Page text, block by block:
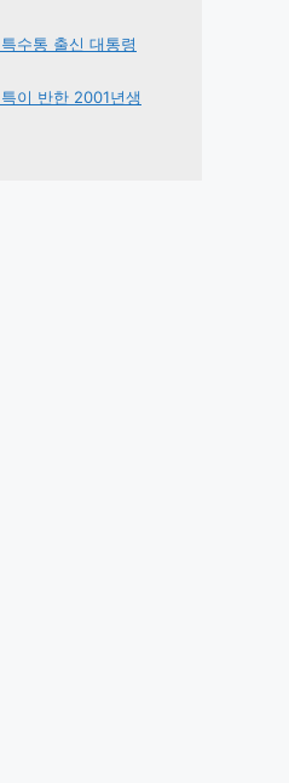
수통 출신 대통령
이 반한 2001년생